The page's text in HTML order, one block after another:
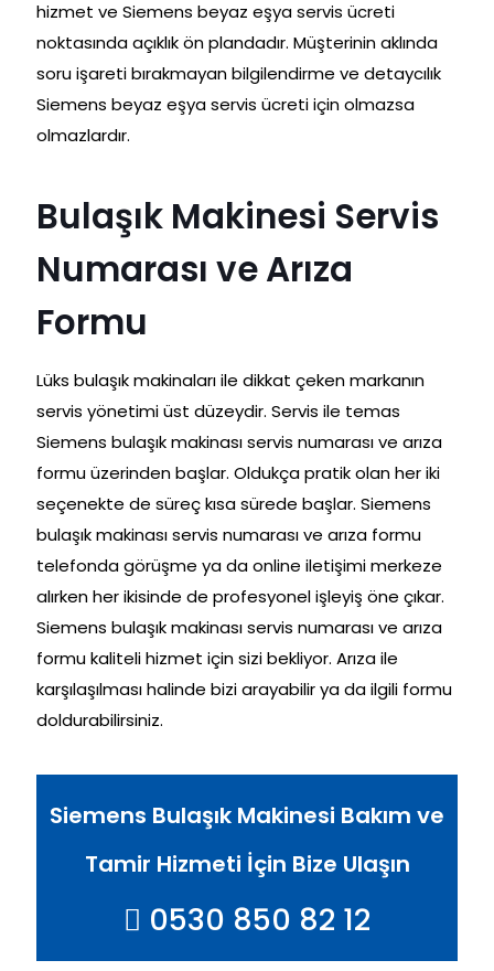
hizmet ve Siemens beyaz eşya servis ücreti
noktasında açıklık ön plandadır. Müşterinin aklında
soru işareti bırakmayan bilgilendirme ve detaycılık
Siemens beyaz eşya servis ücreti için olmazsa
olmazlardır.
Bulaşık Makinesi Servis
Numarası ve Arıza
Formu
Lüks bulaşık makinaları ile dikkat çeken markanın
servis yönetimi üst düzeydir. Servis ile temas
Siemens bulaşık makinası servis numarası ve arıza
formu üzerinden başlar. Oldukça pratik olan her iki
seçenekte de süreç kısa sürede başlar. Siemens
bulaşık makinası servis numarası ve arıza formu
telefonda görüşme ya da online iletişimi merkeze
alırken her ikisinde de profesyonel işleyiş öne çıkar.
Siemens bulaşık makinası servis numarası ve arıza
formu kaliteli hizmet için sizi bekliyor. Arıza ile
karşılaşılması halinde bizi arayabilir ya da ilgili formu
doldurabilirsiniz.
Siemens Bulaşık Makinesi Bakım ve
Tamir Hizmeti İçin Bize Ulaşın
0530 850 82 12